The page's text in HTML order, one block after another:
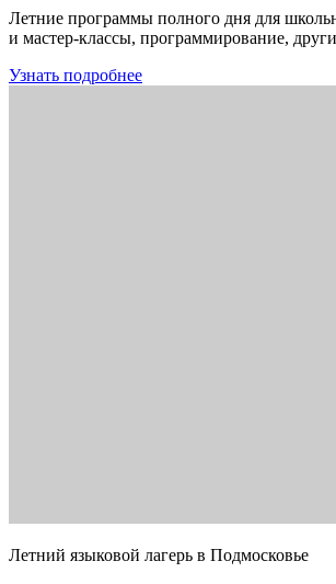
Летние программы полного дня для
и мастер-классы, программирование,
Узнать подробнее
Летний языковой лагерь в Подмосковье